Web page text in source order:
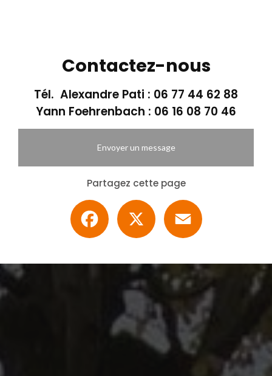
Contactez-nous
Tél. Alexandre Pati : 06 77 44 62 88
Yann Foehrenbach : 06 16 08 70 46
Envoyer un message
Partagez cette page
Facebook